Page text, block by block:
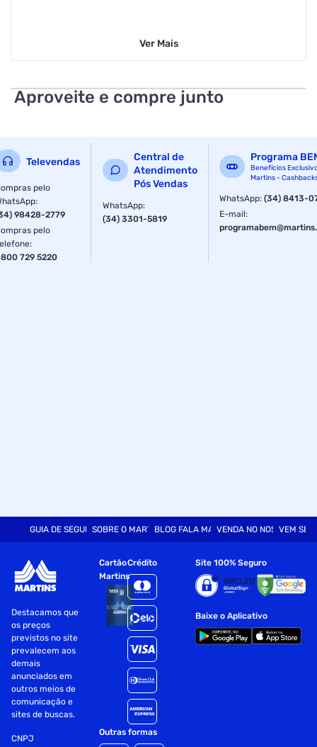
Ver Mais
Aproveite e compre junto
Televendas
pelo
:
98428-2779
pelo
:
729 5220
Central de
Atendimento
Pós Vendas
WhatsApp:
(34) 3301-5819
Programa
Benefícios
Martins -
WhatsApp:(34) 8413-
E-mail:
GUIA DE SEGURANÇASOBRE O MARTINSBLOG FALA MARTVENDA NO NOSSO SITE
VEM SER
Destacamos que
os preços
previstos no site
prevalecem aos
demais
anunciados em
outros meios de
comunicação e
sites de buscas.
CNPJ
Cartão
Martins
Crédito
Outras formas
Site 100% Seguro
Baixe o Aplicativo